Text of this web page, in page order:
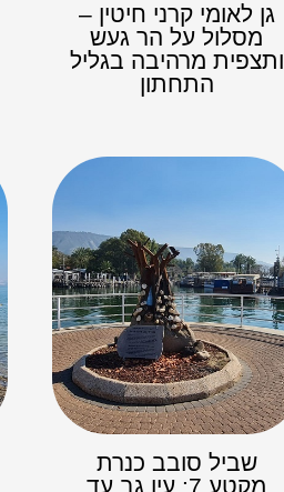
גן לאומי קרני חיטין –
מסלול על הר געש
ותצפית מרהיבה בגליל
התחתון
שביל סובב כנרת
מקטע 7: עין גב עד